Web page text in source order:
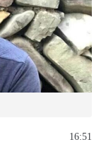
16:51